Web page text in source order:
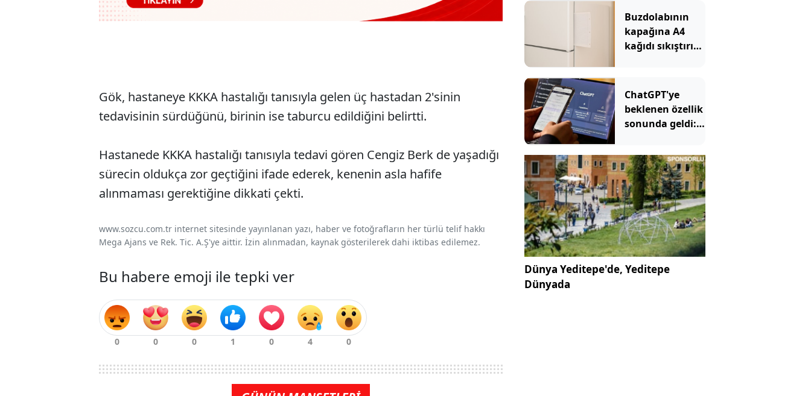
Gök, hastaneye KKKA hastalığı tanısıyla gelen üç hastadan 2'sinin
tedavisinin sürdüğünü, birinin ise taburcu edildiğini belirtti.
Hastanede KKKA hastalığı tanısıyla tedavi gören Cengiz Berk de yaşadığı
sürecin oldukça zor geçtiğini ifade ederek, kenenin asla hafife
alınmaması gerektiğine dikkati çekti.
www.sozcu.com.tr internet sitesinde yayınlanan yazı, haber ve fotoğrafların her türlü telif hakkı
Mega Ajans ve Rek. Tic. A.Ş'ye aittir. İzin alınmadan, kaynak gösterilerek dahi iktibas edilemez.
Bu habere emoji ile tepki ver
Buzdolabının
kapağına A4
kağıdı sıkıştırın
ChatGPT'ye
beklenen özellik
sonunda geldi:
kullanılacak
Dünya Yeditepe'de, Yeditepe
Dünyada